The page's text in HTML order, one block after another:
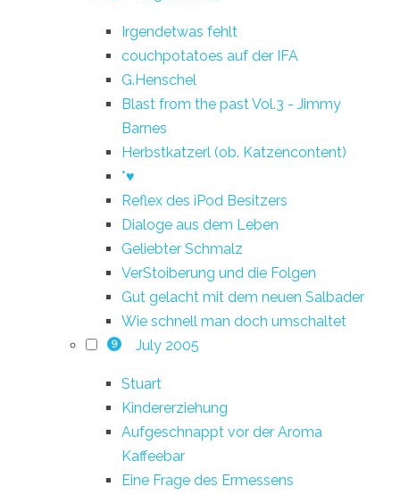
Irgendetwas fehlt
couchpotatoes auf der IFA
G.Henschel
Blast from the past Vol.3 - Jimmy
Barnes
Herbstkatzerl (ob. Katzencontent)
*♥
Reflex des iPod Besitzers
Dialoge aus dem Leben
Geliebter Schmalz
VerStoiberung und die Folgen
Gut gelacht mit dem neuen Salbader
Wie schnell man doch umschaltet
9 July 2005
Stuart
Kindererziehung
Aufgeschnappt vor der Aroma
Kaffeebar
Eine Frage des Ermessens